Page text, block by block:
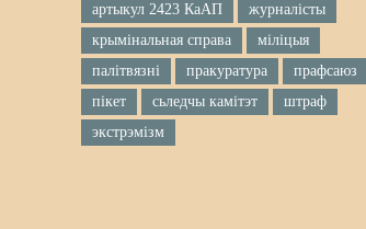
артыкул 2423 КаАП
журналісты
крымінальная справа
міліцыя
палітвязні
пракуратура
прафсаюз
пікет
сьледчы камітэт
штраф
экстрэмізм